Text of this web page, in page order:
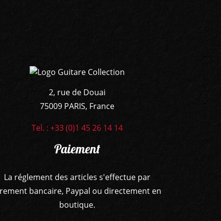
2, rue de Douai
75009 PARIS, France
Tel. : +33 (0)1 45 26 14 14
Paiement
La réglement des articles s'effectue par
bancaire, Paypal ou directement en
boutique.